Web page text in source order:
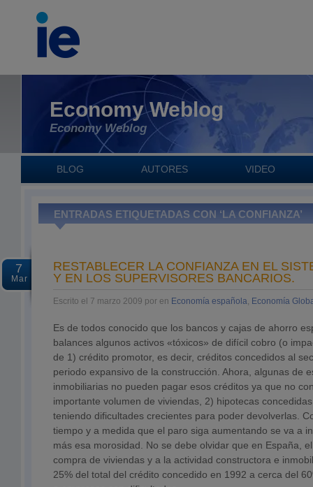
Economy Weblog
Economy Weblog
BLOG AUTORES VIDEO
ENTRADAS ETIQUETADAS CON ‘LA CONFIANZA’
7
Mar
RESTABLECER LA CONFIANZA EN EL
Y EN LOS SUPERVISORES BANCARIOS.
Escrito el 7 marzo 2009 por en Economía española, Economía
Es de todos conocido que los bancos y cajas de ahorro
balances algunos activos «tóxicos» de difícil cobro (o
de 1) crédito promotor, es decir, créditos concedidos al
periodo expansivo de la construcción. Ahora, algunas de
inmobiliarias no pueden pagar esos créditos ya que no
importante volumen de viviendas, 2) hipotecas
teniendo dificultades crecientes para poder devolverlas.
tiempo y a medida que el paro siga aumentando se va a
más esa morosidad. No se debe olvidar que en España,
compra de viviendas y a la actividad constructora e
25% del total del crédito concedido en 1992 a cerca del